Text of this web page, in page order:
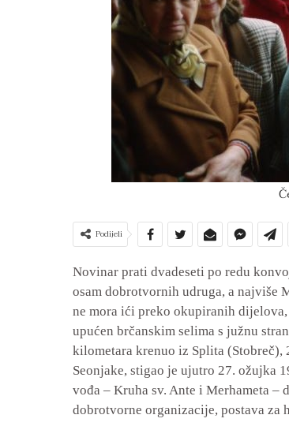
Podijeli
Novinar prati dvadeseti po redu
osam dobrotvornih udruga, a najviše
ne mora ići preko okupiranih
upućen brčanskim selima s južnu
kilometara krenuo iz Splita (Stobreč),
Seonjake, stigao je ujutro 27. ožujka
vođa – Kruha sv. Ante i Merhameta
dobrotvorne organizacije, postava za